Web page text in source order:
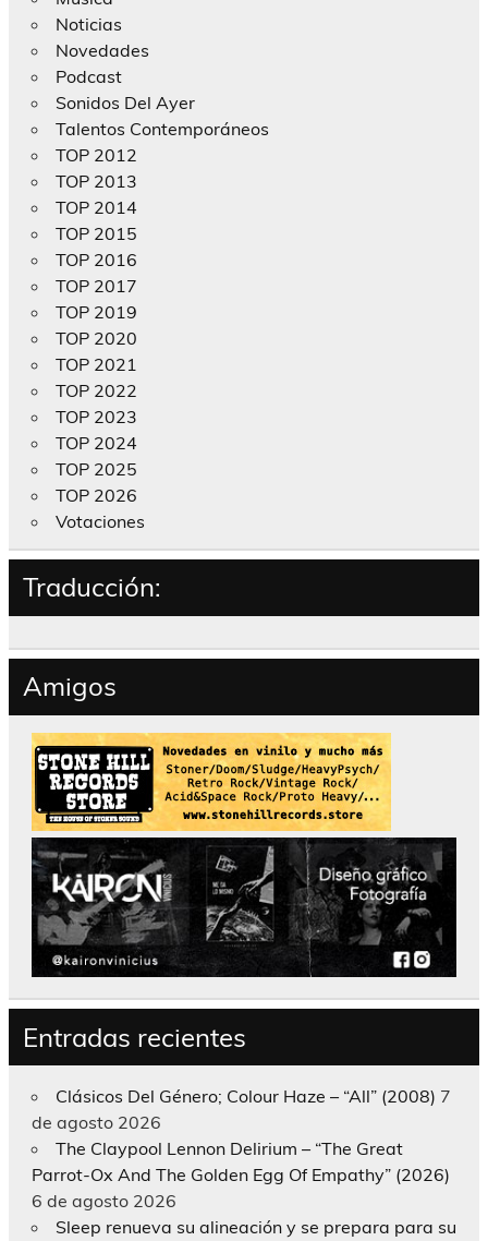
Noticias
Novedades
Podcast
Sonidos Del Ayer
Talentos Contemporáneos
TOP 2012
TOP 2013
TOP 2014
TOP 2015
TOP 2016
TOP 2017
TOP 2019
TOP 2020
TOP 2021
TOP 2022
TOP 2023
TOP 2024
TOP 2025
TOP 2026
Votaciones
Traducción:
Amigos
Entradas recientes
Clásicos Del Género; Colour Haze – “All” (2008) 7
de agosto 2026
The Claypool Lennon Delirium – “The Great
Parrot-Ox And The Golden Egg Of Empathy” (2026)
6 de agosto 2026
Sleep renueva su alineación y se prepara para su